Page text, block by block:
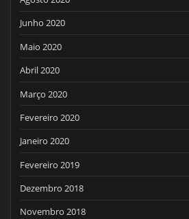
Junho 2020
Maio 2020
Abril 2020
Março 2020
Fevereiro 2020
Janeiro 2020
Fevereiro 2019
Dezembro 2018
Novembro 2018